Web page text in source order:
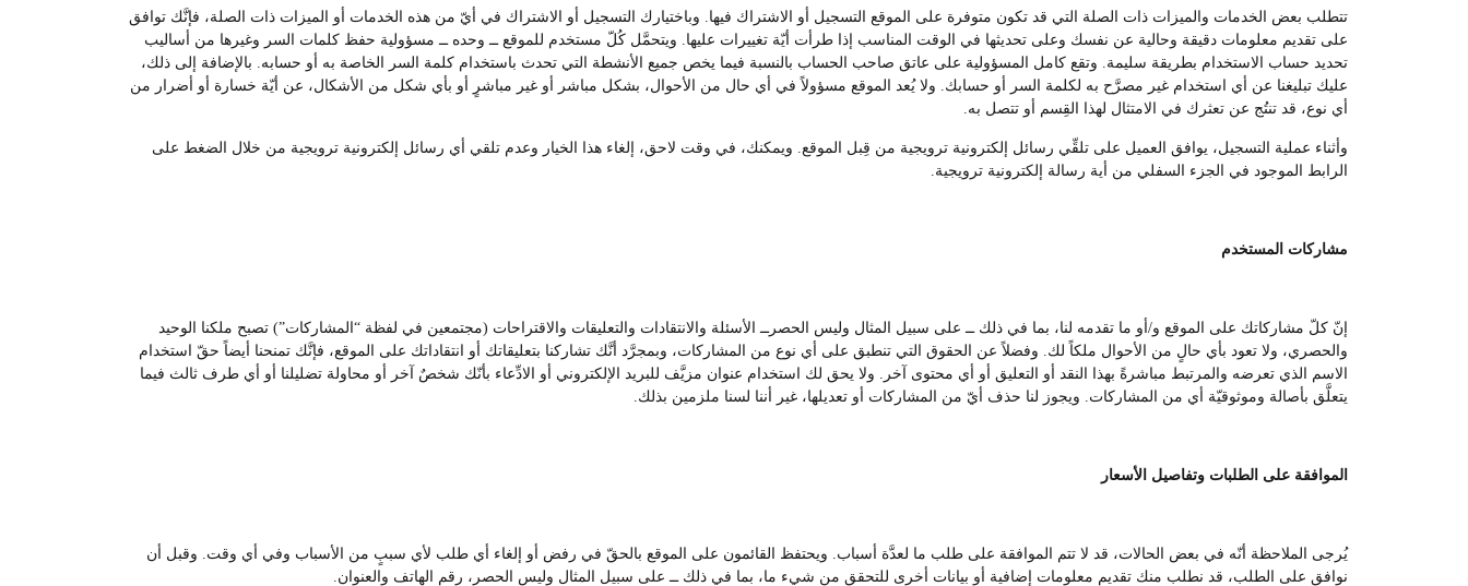
تتطلب بعض الخدمات والميزات ذات الصلة التي قد تكون متوفرة على الموقع التسجيل أو الاشتراك فيها. وباختيارك التسجيل أو الاشتراك في أيّ من هذه الخدمات أو الميزات ذات الصلة، فإنَّك توافق
على تقديم معلومات دقيقة وحالية عن نفسك وعلى تحديثها في الوقت المناسب إذا طرأت أيّة تغييرات عليها. ويتحمَّل كُلّ مستخدم للموقع ــ وحده ــ مسؤولية حفظ كلمات السر وغيرها من أساليب
تحديد حساب الاستخدام بطريقة سليمة. وتقع كامل المسؤولية على عاتق صاحب الحساب بالنسبة فيما يخص جميع الأنشطة التي تحدث باستخدام كلمة السر الخاصة به أو حسابه. بالإضافة إلى ذلك،
عليك تبليغنا عن أي استخدام غير مصرَّح به لكلمة السر أو حسابك. ولا يُعد الموقع مسؤولاً في أي حال من الأحوال، بشكل مباشر أو غير مباشرٍ أو بأي شكل من الأشكال، عن أيّة خسارة أو أضرار من
أي نوع، قد تنتُج عن تعثرك في الامتثال لهذا القِسم أو تتصل به.
وأثناء عملية التسجيل، يوافق العميل على تلقِّي رسائل إلكترونية ترويجية من قِبل الموقع. ويمكنك، في وقت لاحق، إلغاء هذا الخيار وعدم تلقي أي رسائل إلكترونية ترويجية من خلال الضغط على
الرابط الموجود في الجزء السفلي من أية رسالة إلكترونية ترويجية.
مشاركات المستخدم
إنّ كلّ مشاركاتك على الموقع و/أو ما تقدمه لنا، بما في ذلك ــ على سبيل المثال وليس الحصرــ الأسئلة والانتقادات والتعليقات والاقتراحات (مجتمعين في لفظة “المشاركات”) تصبح ملكنا الوحيد
والحصري، ولا تعود بأي حالٍ من الأحوال ملكاً لك. وفضلاً عن الحقوق التي تنطبق على أي نوع من المشاركات، وبمجرَّد أنَّك تشاركنا بتعليقاتك أو انتقاداتك على الموقع، فإنَّك تمنحنا أيضاً حقّ استخدام
الاسم الذي تعرضه والمرتبط مباشرةً بهذا النقد أو التعليق أو أي محتوى آخر. ولا يحق لك استخدام عنوان مزيَّف للبريد الإلكتروني أو الادِّعاء بأنّك شخصٌ آخر أو محاولة تضليلنا أو أي طرف ثالث فيما
يتعلَّق بأصالة وموثوقيّة أي من المشاركات. ويجوز لنا حذف أيّ من المشاركات أو تعديلها، غير أننا لسنا ملزمين بذلك.
الموافقة على الطلبات وتفاصيل الأسعار
يُرجى الملاحظة أنّه في بعض الحالات، قد لا تتم الموافقة على طلب ما لعدَّة أسباب. ويحتفظ القائمون على الموقع بالحقّ في رفض أو إلغاء أي طلب لأي سببٍ من الأسباب وفي أي وقت. وقبل أن
نوافق على الطلب، قد نطلب منك تقديم معلومات إضافية أو بيانات أخرى للتحقق من شيء ما، بما في ذلك ــ على سبيل المثال وليس الحصر، رقم الهاتف والعنوان.